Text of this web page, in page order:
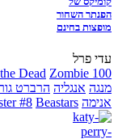
הפנתר השחור
מופצות בחינם
עדי פרל
Dead Zombie 100
מנגה אנגליה הרברט
אנימה
#8 Beastars